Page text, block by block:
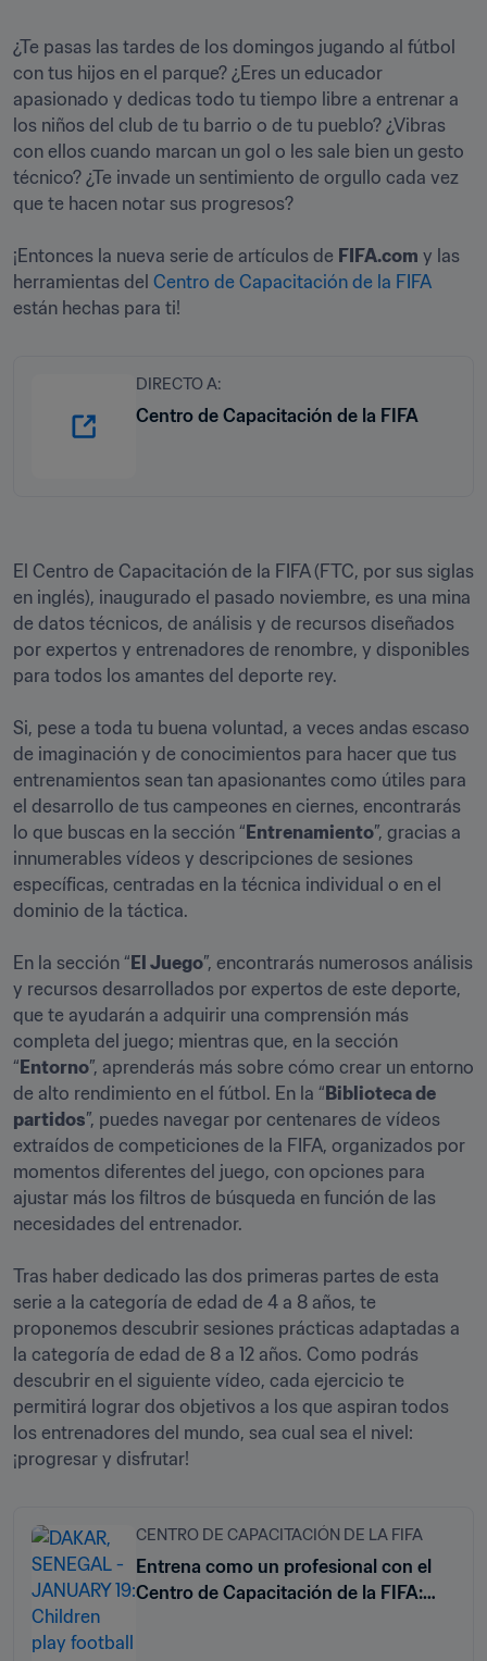
¿Te pasas las tardes de los domingos jugando al fútbol
con tus hijos en el parque? ¿Eres un educador
apasionado y dedicas todo tu tiempo libre a entrenar a
los niños del club de tu barrio o de tu pueblo? ¿Vibras
con ellos cuando marcan un gol o les sale bien un gesto
técnico? ¿Te invade un sentimiento de orgullo cada vez
que te hacen notar sus progresos?
¡Entonces la nueva serie de artículos de FIFA.com y las
herramientas del Centro de Capacitación de la FIFA
están hechas para ti!
DIRECTO A:
Centro de Capacitación de la FIFA
El Centro de Capacitación de la FIFA (FTC, por sus siglas
en inglés), inaugurado el pasado noviembre, es una mina
de datos técnicos, de análisis y de recursos diseñados
por expertos y entrenadores de renombre, y disponibles
para todos los amantes del deporte rey.
Si, pese a toda tu buena voluntad, a veces andas escaso
de imaginación y de conocimientos para hacer que tus
entrenamientos sean tan apasionantes como útiles para
el desarrollo de tus campeones en ciernes, encontrarás
lo que buscas en la sección “ Entrenamiento”, gracias a
innumerables vídeos y descripciones de sesiones
específicas, centradas en la técnica individual o en el
dominio de la táctica.
En la sección “ El Juego”, encontrarás numerosos análisis
y recursos desarrollados por expertos de este deporte,
que te ayudarán a adquirir una comprensión más
completa del juego; mientras que, en la sección
“ Entorno”, aprenderás más sobre cómo crear un entorno
de alto rendimiento en el fútbol. En la “ Biblioteca de
partidos”, puedes navegar por centenares de vídeos
extraídos de competiciones de la FIFA, organizados por
momentos diferentes del juego, con opciones para
ajustar más los filtros de búsqueda en función de las
necesidades del entrenador.
Tras haber dedicado las dos primeras partes de esta
serie a la categoría de edad de 4 a 8 años, te
proponemos descubrir sesiones prácticas adaptadas a
la categoría de edad de 8 a 12 años. Como podrás
descubrir en el siguiente vídeo, cada ejercicio te
permitirá lograr dos objetivos a los que aspiran todos
los entrenadores del mundo, sea cual sea el nivel:
CENTRO DE CAPACITACIÓN DE LA FIFA
Entrena como un profesional con el
Centro de Capacitación de la FIFA: